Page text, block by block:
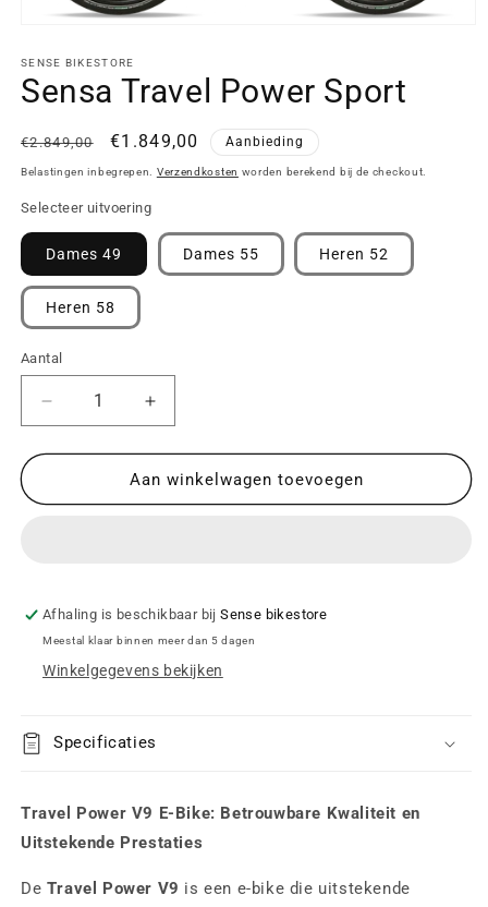
SENSE BIKESTORE
Sensa Travel Power Sport
Normale
prijs
€2.849,00 Aanbiedingsprijs
€1.849,00 Aanbieding
Belastingen inbegrepen. Verzendkosten worden berekend bij de checkout.
Selecteer uitvoering
Dames 49 Dames 55 Heren 52
Heren 58
Aantal
Aantal
Aantal
verlagen
voor
Travel
Aantal
verhogen
voor
Sensa
Travel
Aan winkelwagen toevoegen
Afhaling is beschikbaar bijSense bikestore
Meestal klaar binnen meer dan 5 dagen
Winkelgegevens bekijken
Specificaties
Travel Power V9 E-Bike: Betrouwbare Kwaliteit en
Uitstekende Prestaties
De Travel Power V9 is een e-bike die uitstekende